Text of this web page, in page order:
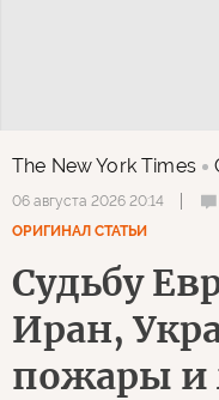
The New York Times
06 августа 2026 20:14
ОРИГИНАЛ СТАТЬИ
Судьбу
Иран,
пожары и